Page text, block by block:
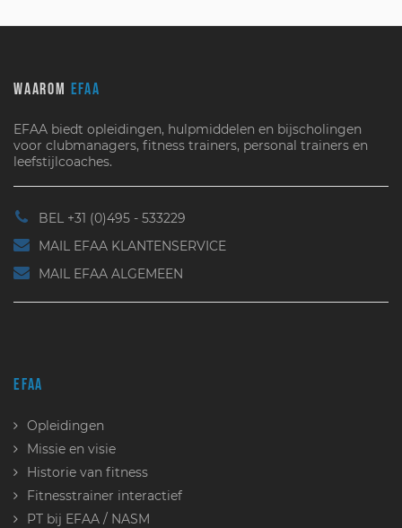
WAAROM EFAA
EFAA biedt opleidingen, hulpmiddelen en bijscholingen
voor clubmanagers, fitness trainers, personal trainers en
leefstijlcoaches.
BEL +31 (0)495 - 533229
MAIL EFAA KLANTENSERVICE
MAIL EFAA ALGEMEEN
EFAA
Opleidingen
Missie en visie
Historie van fitness
Fitnesstrainer interactief
PT bij EFAA / NASM